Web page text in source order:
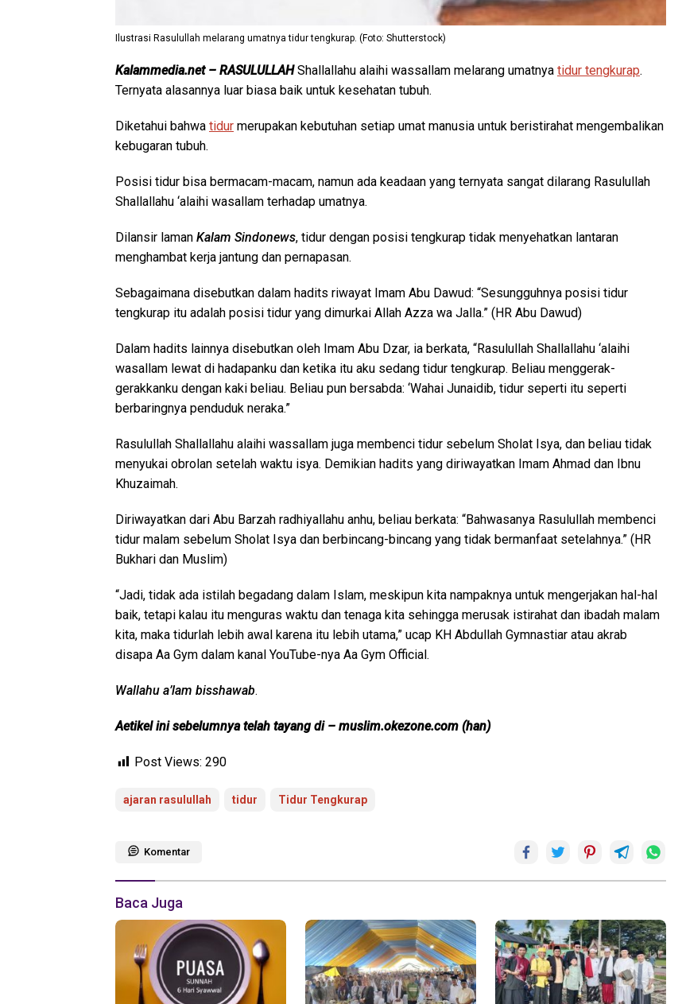
Ilustrasi Rasulullah melarang umatnya tidur tengkurap. (Foto: Shutterstock)
Kalammedia.net – RASULULLAHShallallahu alaihi wassallam melarang umatnya tidur tengkurap.
Ternyata alasannya luar biasa baik untuk kesehatan tubuh.
Diketahui bahwa tidur merupakan kebutuhan setiap umat manusia untuk beristirahat mengembalikan
kebugaran tubuh.
Posisi tidur bisa bermacam-macam, namun ada keadaan yang ternyata sangat dilarang Rasulullah
Shallallahu ‘alaihi wasallam terhadap umatnya.
Dilansir laman Kalam Sindonews, tidur dengan posisi tengkurap tidak menyehatkan lantaran
menghambat kerja jantung dan pernapasan.
Sebagaimana disebutkan dalam hadits riwayat Imam Abu Dawud: “Sesungguhnya posisi tidur
tengkurap itu adalah posisi tidur yang dimurkai Allah Azza wa Jalla.” (HR Abu Dawud)
Dalam hadits lainnya disebutkan oleh Imam Abu Dzar, ia berkata, “Rasulullah Shallallahu ‘alaihi
wasallam lewat di hadapanku dan ketika itu aku sedang tidur tengkurap. Beliau menggerak-
gerakkanku dengan kaki beliau. Beliau pun bersabda: ‘Wahai Junaidib, tidur seperti itu seperti
berbaringnya penduduk neraka.”
Rasulullah Shallallahu alaihi wassallam juga membenci tidur sebelum Sholat Isya, dan beliau tidak
menyukai obrolan setelah waktu isya. Demikian hadits yang diriwayatkan Imam Ahmad dan Ibnu
Khuzaimah.
Diriwayatkan dari Abu Barzah radhiyallahu anhu, beliau berkata: “Bahwasanya Rasulullah membenci
tidur malam sebelum Sholat Isya dan berbincang-bincang yang tidak bermanfaat setelahnya.” (HR
Bukhari dan Muslim)
“Jadi, tidak ada istilah begadang dalam Islam, meskipun kita nampaknya untuk mengerjakan hal-hal
baik, tetapi kalau itu menguras waktu dan tenaga kita sehingga merusak istirahat dan ibadah malam
kita, maka tidurlah lebih awal karena itu lebih utama,” ucap KH Abdullah Gymnastiar atau akrab
disapa Aa Gym dalam kanal YouTube-nya Aa Gym Official.
Wallahu a’lam bisshawab.
Aetikel ini sebelumnya telah tayang di – muslim.okezone.com (han)
Post Views: 290
ajaran rasulullah tidur Tidur Tengkurap
Komentar
Baca Juga